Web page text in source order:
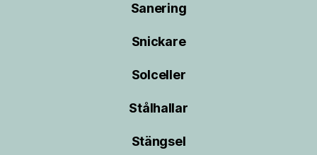
Sanering
Snickare
Solceller
Stålhallar
Stängsel